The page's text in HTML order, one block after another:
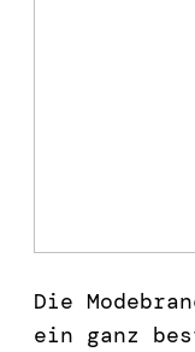
Die
ein ganz